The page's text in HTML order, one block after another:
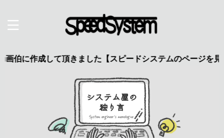
て頂きました【スピードシステムのページを見た】で特典